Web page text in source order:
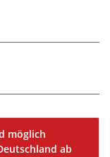
möglich
ab